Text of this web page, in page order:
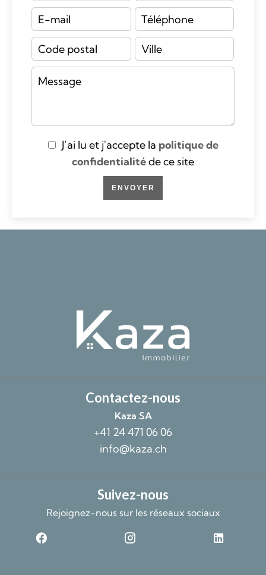
J’ai lu et j'accepte la politique de
confidentialitéde ce site
ENVOYER
Contactez-nous
Kaza SA
+41 24 471 06 06
info@kaza.ch
Suivez-nous
Rejoignez-nous sur les réseaux sociaux